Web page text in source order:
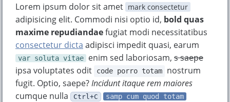
Lorem ipsum dolor sit amet mark consectetur
adipisicing elit. Commodi nisi optio id, bold quas
maxime repudiandaefugiat modi necessitatibus
consectetur dicta adipisci impedit quasi, earum
var soluta vitae enim sed laboriosam, s saepe
ipsa voluptates odit
code porro totam
nostrum
fugit. Optio, saepe?Incidunt itaque rem maiores
cumque nulla
Ctrl+C samp cum quod totam